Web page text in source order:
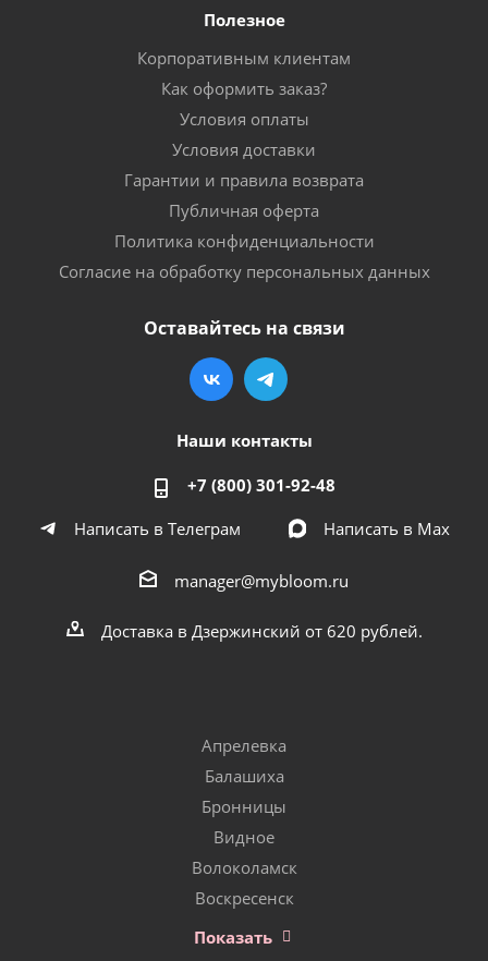
Полезное
Корпоративным клиентам
Как оформить заказ?
Условия оплаты
Условия доставки
Гарантии и правила возврата
Публичная оферта
Политика конфиденциальности
Согласие на обработку персональных данных
Оставайтесь на связи
Наши контакты
+7 (800) 301-92-48
Написать в Телеграм
Написать в Мах
manager@mybloom.ru
Доставка в Дзержинский от 620 рублей.
Апрелевка
Балашиха
Бронницы
Видное
Волоколамск
Воскресенск
Показать